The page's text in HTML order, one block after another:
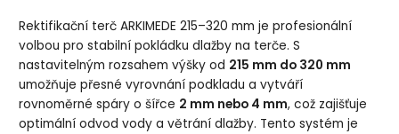
Rektifikační terč ARKIMEDE 215–320 mm je profesionální
volbou pro stabilní pokládku dlažby na terče. S
nastavitelným rozsahem výšky od 215 mm do 320 mm
umožňuje přesné vyrovnání podkladu a vytváří
rovnoměrné spáry o šířce 2 mm nebo 4 mm, což zajišťuje
optimální odvod vody a větrání dlažby. Tento systém je